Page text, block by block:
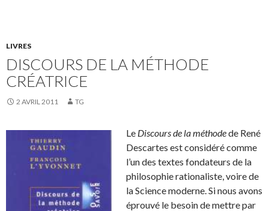
LIVRES
DISCOURS DE LA MÉTHODE
CRÉATRICE
2 AVRIL 2011 TG
Le Discours de la méthodede René
Descartes est considéré comme
l’un des textes fondateurs de la
philosophie rationaliste, voire de
la Science moderne. Si nous avons
éprouvé le besoin de mettre par